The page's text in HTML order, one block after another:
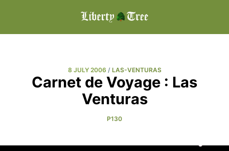
8 JULY 2006 / LAS-VENTURAS
Carnet de Voyage : Las
Venturas
P130